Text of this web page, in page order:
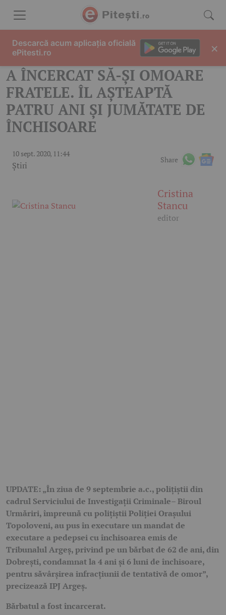
A ÎNCERCAT SĂ-ȘI OMOARE
FRATELE. ÎL AȘTEAPTĂ
PATRU ANI ȘI JUMĂTATE DE
ÎNCHISOARE
10 sept. 2020, 11:44
Știri
Share
Cristina
Stancu
editor
UPDATE: „În ziua de 9 septembrie a.c., polițiștii din
cadrul Serviciului de Investigaţii Criminale– Biroul
Urmăriri, împreună cu polițiștii Poliției Orașului
Topoloveni, au pus în executare un mandat de
executare a pedepsei cu închisoarea emis de
Tribunalul Argeș, privind pe un bărbat de 62 de ani, din
Dobrești, condamnat la 4 ani și 6 luni de închisoare,
pentru săvârșirea infracțiunii de tentativă de omor”,
precizează IPJ Argeș.
Bărbatul a fost încarcerat.
Descarcă acum aplicația oficială
ePitesti.ro
×